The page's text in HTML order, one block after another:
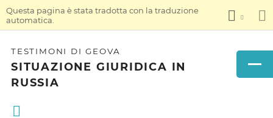
Questa pagina è stata tradotta con la traduzione
automatica.
TESTIMONI DI GEOVA
SITUAZIONE GIURIDICA IN
RUSSIA